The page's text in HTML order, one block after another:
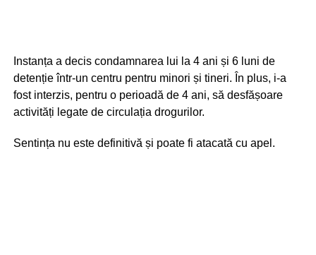
Instanța a decis condamnarea lui la 4 ani și 6 luni de
detenție într-un centru pentru minori și tineri. În plus, i-a
fost interzis, pentru o perioadă de 4 ani, să desfășoare
activități legate de circulația drogurilor.
Sentința nu este definitivă și poate fi atacată cu apel.